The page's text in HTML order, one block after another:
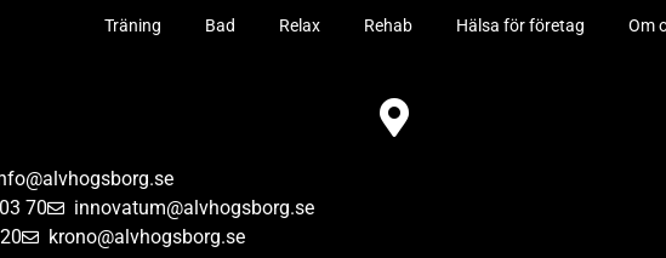
Träning Bad Relax Rehab Hälsa för företag Om
70 innovatum@alvhogsborg.se
krono@alvhogsborg.se